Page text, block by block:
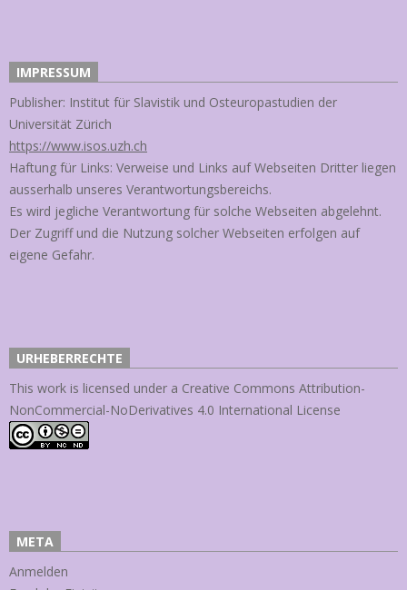
IMPRESSUM
Publisher: Institut für Slavistik und Osteuropastudien der
Universität Zürich
https://www.isos.uzh.ch
Haftung für Links: Verweise und Links auf Webseiten Dritter liegen
ausserhalb unseres Verantwortungsbereichs.
Es wird jegliche Verantwortung für solche Webseiten abgelehnt.
Der Zugriff und die Nutzung solcher Webseiten erfolgen auf
eigene Gefahr.
URHEBERRECHTE
This work is licensed under a Creative Commons Attribution-
NonCommercial-NoDerivatives 4.0 International License
META
Anmelden